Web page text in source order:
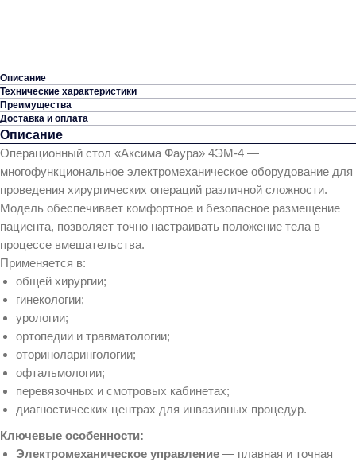
Описание
Технические характеристики
Преимущества
Доставка и оплата
Описание
Операционный стол «Аксима Фаура» 4ЭМ‑4 —
многофункциональное электромеханическое оборудование для
проведения хирургических операций различной сложности.
Модель обеспечивает комфортное и безопасное размещение
пациента, позволяет точно настраивать положение тела в
процессе вмешательства.
Применяется в:
общей хирургии;
гинекологии;
урологии;
ортопедии и травматологии;
оториноларингологии;
офтальмологии;
перевязочных и смотровых кабинетах;
диагностических центрах для инвазивных процедур.
Ключевые особенности:
Электромеханическое управление — плавная и точная